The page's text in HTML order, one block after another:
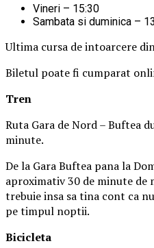
Vineri – 15:30
Sambata si duminica –
Ultima cursa de intoarcere
Biletul poate fi cumparat
Tren
Ruta Gara de Nord – Buftea
minute.
De la Gara Buftea pana la
aproximativ 30 de minute de
trebuie insa sa tina cont ca
pe timpul noptii.
Bicicleta